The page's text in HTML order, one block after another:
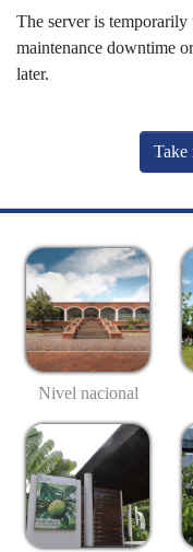
The server is temporarily
maintenance downtime
later.
Take
Nivel nacional